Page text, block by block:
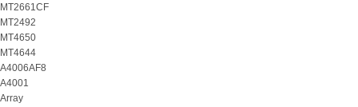
MT2661CF
MT2492
MT4650
MT4644
A4006AF8
A4001
Array